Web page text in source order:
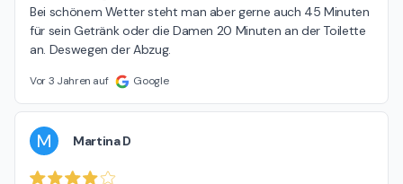
Bei schönem Wetter steht man aber gerne auch 45 Minuten
für sein Getränk oder die Damen 20 Minuten an der Toilette
an. Deswegen der Abzug.
Vor 3 Jahren auf Google
M Martina D